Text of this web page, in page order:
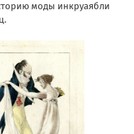
моды инкруаябли